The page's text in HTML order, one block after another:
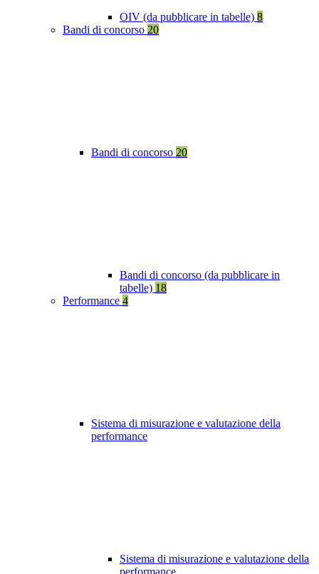
OIV (da pubblicare in tabelle) 8
Bandi di concorso 20
Bandi di concorso 20
Bandi di concorso (da pubblicare in
tabelle) 18
Performance 4
Sistema di misurazione e valutazione della
performance
Sistema di misurazione e valutazione della